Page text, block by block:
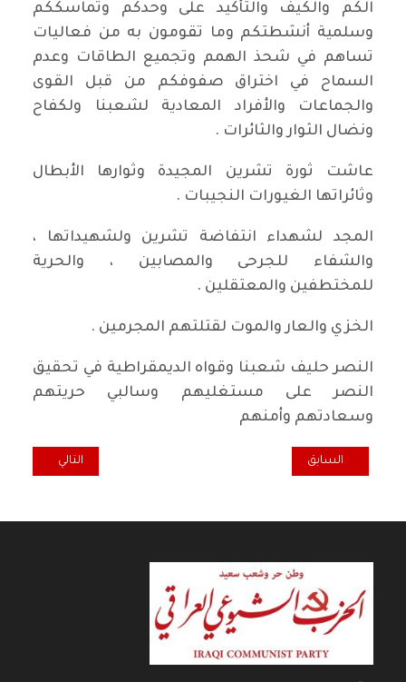
الكم والكيف والتأكيد على وحدكم وتماسككم
وسلمية أنشطتكم وما تقومون به من فعاليات
تساهم في شحذ الهمم وتجميع الطاقات وعدم
السماح في اختراق صفوفكم من قبل القوى
والجماعات والأفراد المعادية لشعبنا ولكفاح
ونضال الثوار والثائرات .
عاشت ثورة تشرين المجيدة وثوارها الأبطال
وثائراتها الغيورات النجيبات .
المجد لشهداء انتفاضة تشرين ولشهيداتها ،
والشفاء للجرحى والمصابين ، والحرية
للمختطفين والمعتقلين .
الخزي والعار والموت لقتلتهم المجرمين .
النصر حليف شعبنا وقواه الديمقراطية في تحقيق
النصر على مستغليهم وسالبي حريتهم
وسعادتهم وأمنهم
المقال السابق: الحوار مع من لا يؤمن بالديمقراطية والتعددية هو حوار
السابق المقال التالي:
التالي